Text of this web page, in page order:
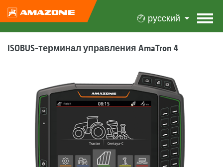
русский
ISOBUS-терминал управления AmaTron 4